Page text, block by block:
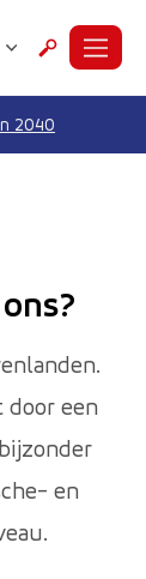
ZoekenMenu
2040
een
en